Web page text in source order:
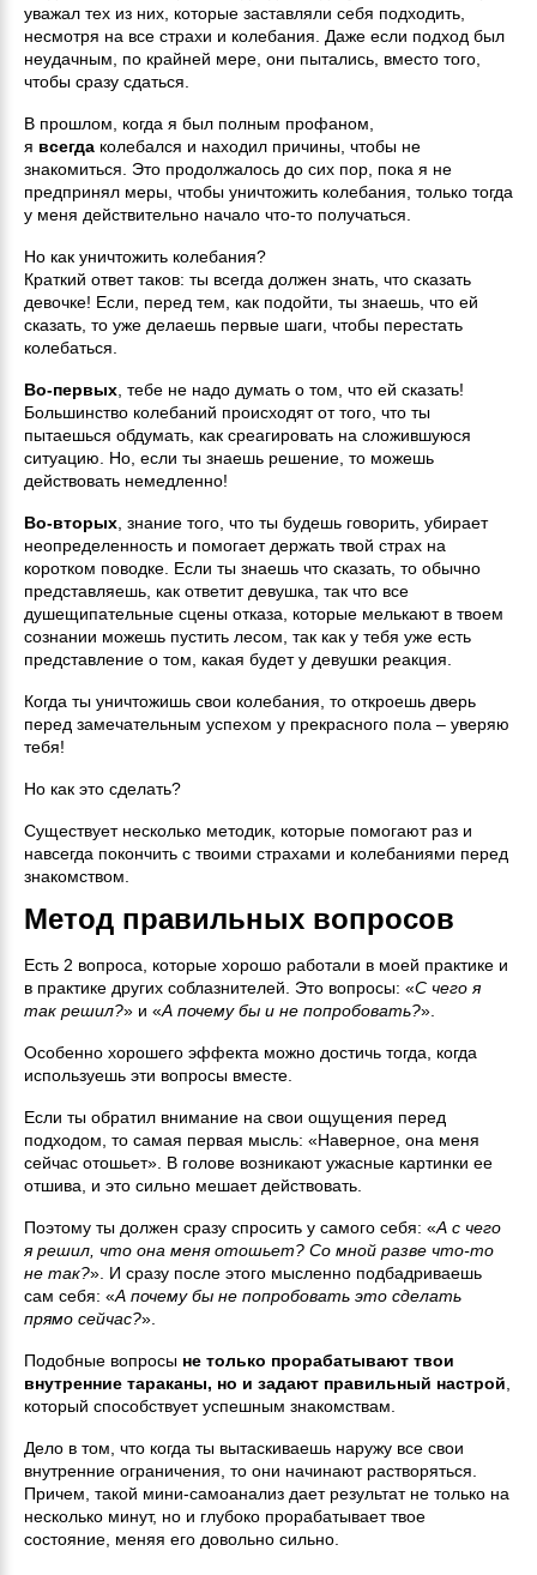
уважал тех из них, которые заставляли себя подходить,
несмотря на все страхи и колебания. Даже если подход был
неудачным, по крайней мере, они пытались, вместо того,
чтобы сразу сдаться.
В прошлом, когда я был полным профаном,
я всегда колебался и находил причины, чтобы не
знакомиться. Это продолжалось до сих пор, пока я не
предпринял меры, чтобы уничтожить колебания, только тогда
у меня действительно начало что-то получаться.
Но как уничтожить колебания?
Краткий ответ таков: ты всегда должен знать, что сказать
девочке! Если, перед тем, как подойти, ты знаешь, что ей
сказать, то уже делаешь первые шаги, чтобы перестать
колебаться.
Во-первых , тебе не надо думать о том, что ей сказать!
Большинство колебаний происходят от того, что ты
пытаешься обдумать, как среагировать на сложившуюся
ситуацию. Но, если ты знаешь решение, то можешь
действовать немедленно!
Во-вторых , знание того, что ты будешь говорить, убирает
неопределенность и помогает держать твой страх на
коротком поводке. Если ты знаешь что сказать, то обычно
представляешь, как ответит девушка, так что все
душещипательные сцены отказа, которые мелькают в твоем
сознании можешь пустить лесом, так как у тебя уже есть
представление о том, какая будет у девушки реакция.
Когда ты уничтожишь свои колебания, то откроешь дверь
перед замечательным успехом у прекрасного пола – уверяю
тебя!
Но как это сделать?
Существует несколько методик, которые помогают раз и
навсегда покончить с твоими страхами и колебаниями перед
знакомством.
Метод правильных вопросов
Есть 2 вопроса, которые хорошо работали в моей практике и
в практике других соблазнителей. Это вопросы: «С чего я
так решил?» и «А почему бы и не попробовать?».
Особенно хорошего эффекта можно достичь тогда, когда
используешь эти вопросы вместе.
Если ты обратил внимание на свои ощущения перед
подходом, то самая первая мысль: «Наверное, она меня
сейчас отошьет». В голове возникают ужасные картинки ее
отшива, и это сильно мешает действовать.
Поэтому ты должен сразу спросить у самого себя: «А с чего
я решил, что она меня отошьет? Со мной разве что-то
не так?». И сразу после этого мысленно подбадриваешь
сам себя: «А почему бы не попробовать это сделать
прямо сейчас?».
Подобные вопросы не только прорабатывают твои
внутренние тараканы, но и задают правильный настрой
который способствует успешным знакомствам.
Дело в том, что когда ты вытаскиваешь наружу все свои
внутренние ограничения, то они начинают растворяться.
Причем, такой мини-самоанализ дает результат не только на
несколько минут, но и глубоко прорабатывает твое
состояние, меняя его довольно сильно.